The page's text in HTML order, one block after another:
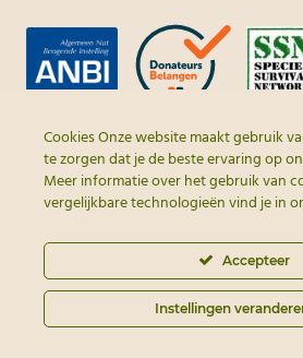
voorbehouden | webdesign door
Cookies Onze website maakt gebruik
te zorgen dat je de beste ervaring op
Meer informatie over het gebruik van
vergelijkbare technologieën vind je in
Accepteer
Instellingen